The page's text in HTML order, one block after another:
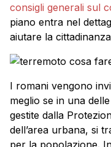
consigli generali sul
piano entra nel
aiutare la
I romani vengono
meglio se in una delle
gestite dalla
dell’area urbana, si
per la popolazione.